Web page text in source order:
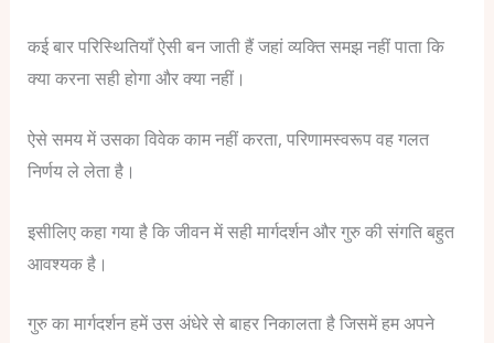
कई बार परिस्थितियाँ ऐसी बन जाती हैं जहां व्यक्ति समझ नहीं पाता कि
क्या करना सही होगा और क्या नहीं।
ऐसे समय में उसका विवेक काम नहीं करता, परिणामस्वरूप वह गलत
निर्णय ले लेता है।
इसीलिए कहा गया है कि जीवन में सही मार्गदर्शन और गुरु की संगति बहुत
आवश्यक है।
गुरु का मार्गदर्शन हमें उस अंधेरे से बाहर निकालता है जिसमें हम अपने